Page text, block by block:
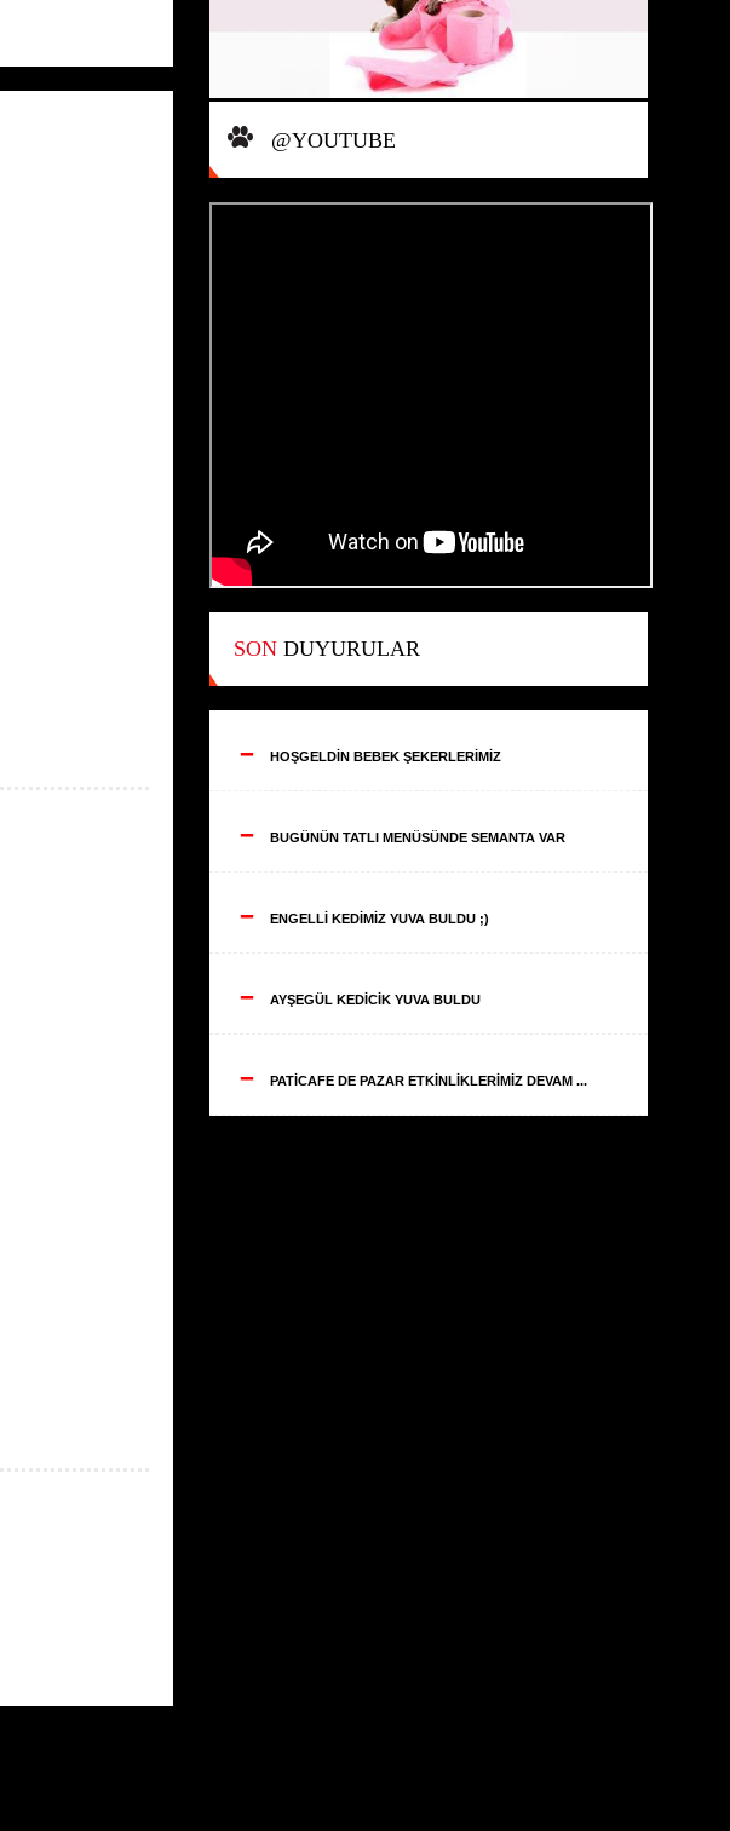
@YOUTUBE
SONDUYURULAR
-- HOŞGELDİN BEBEK ŞEKERLERİMİZ
-- BUGÜNÜN TATLI MENÜSÜNDE SEMANTA VAR
-- ENGELLİ KEDİMİZ YUVA BULDU ;)
-- AYŞEGÜL KEDİCİK YUVA BULDU
-- PATİCAFE DE PAZAR ETKİNLİKLERİMİZ DEVAM ...